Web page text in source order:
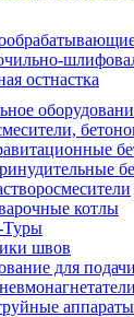
остнастка
котлы
швов
для
аппараты